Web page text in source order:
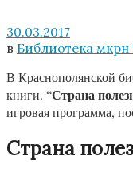
30.03.2017
в Библиотека
В Краснополянской
книги. “Страна
игровая программа,
Страна